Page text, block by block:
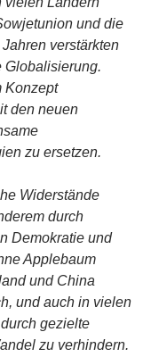
und die
verstärkten
Globalisierung.
Konzept
den neuen
zu ersetzen.
Widerstände
durch
Demokratie und
Applebaum
und China
und auch in vielen
gezielte
zu verhindern.